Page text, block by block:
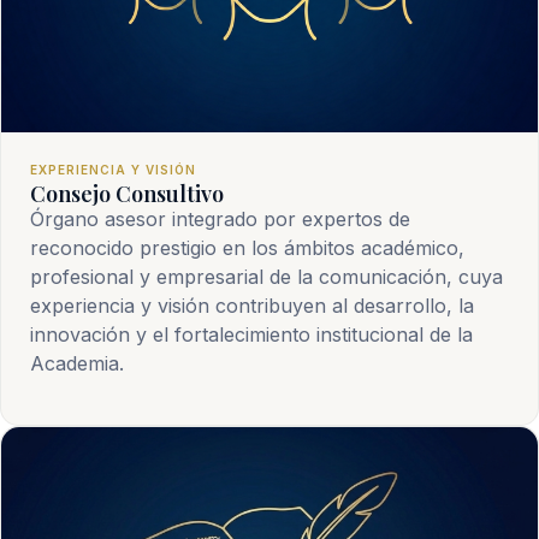
EXPERIENCIA Y VISIÓN
Consejo Consultivo
Órgano asesor integrado por expertos de
reconocido prestigio en los ámbitos académico,
profesional y empresarial de la comunicación, cuya
experiencia y visión contribuyen al desarrollo, la
innovación y el fortalecimiento institucional de la
Academia.